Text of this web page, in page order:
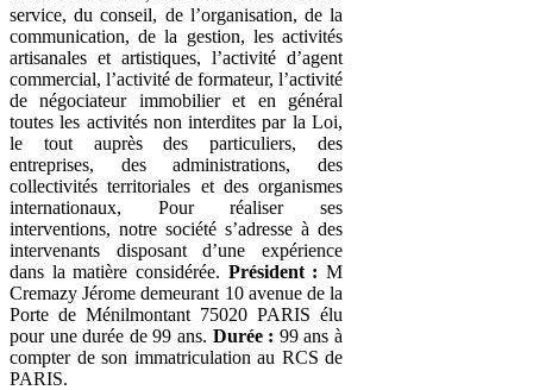
service, du conseil, de l’organisation, de la
communication, de la gestion, les activités
artisanales et artistiques, l’activité d’agent
commercial, l’activité de formateur, l’activité
de négociateur immobilier et en général
toutes les activités non interdites par la Loi,
le tout auprès des particuliers, des
entreprises, des administrations, des
collectivités territoriales et des organismes
internationaux, Pour réaliser ses
interventions, notre société s’adresse à des
intervenants disposant d’une expérience
dans la matière considérée. Président : M
Cremazy Jérome demeurant 10 avenue de la
Porte de Ménilmontant 75020 PARIS élu
pour une durée de 99 ans. Durée : 99 ans à
compter de son immatriculation au RCS de
PARIS.